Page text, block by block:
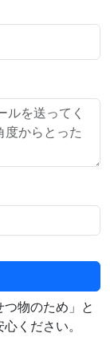
物のため」と
ください。